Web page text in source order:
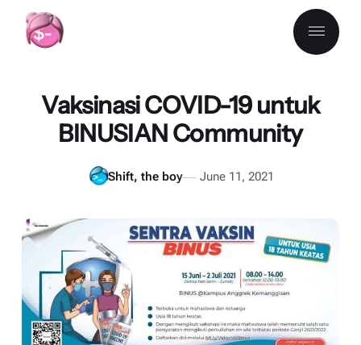
Vaksinasi COVID-19 untuk
BINUSIAN Community
Shift, the boy June 11, 2021